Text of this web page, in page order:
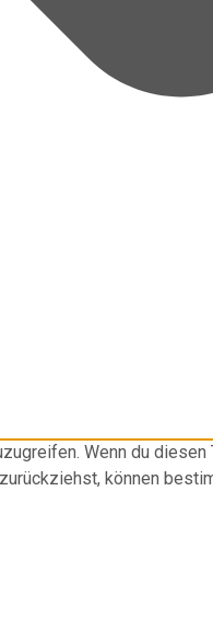
Wenn du
können